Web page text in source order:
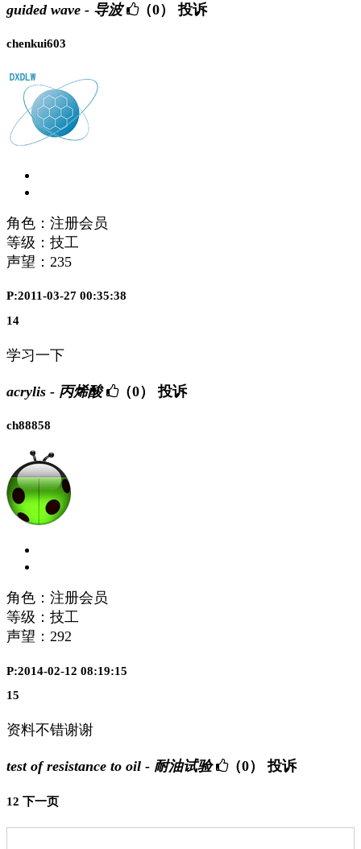
guided wave - 导波 （0） 投诉
chenkui603
角色：注册会员
等级：技工
声望： 235
P:2011-03-27 00:35:38
14
学习一下
acrylis - 丙烯酸 （0） 投诉
ch88858
角色：注册会员
等级：技工
声望： 292
P:2014-02-12 08:19:15
15
资料不错谢谢
test of resistance to oil - 耐油试验 （0） 投诉
12 下一页